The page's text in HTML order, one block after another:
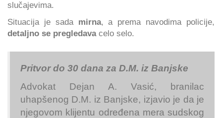
slučajevima.
Situacija je sada mirna, a prema navodima policije,
detaljno se pregledavacelo selo.
Pritvor do 30 dana za D.M. iz Banjske
Advokat Dejan A. Vasić, branilac
uhapšenog D.M. iz Banjske, izjavio je da je
njegovom klijentu određena mera sudskog